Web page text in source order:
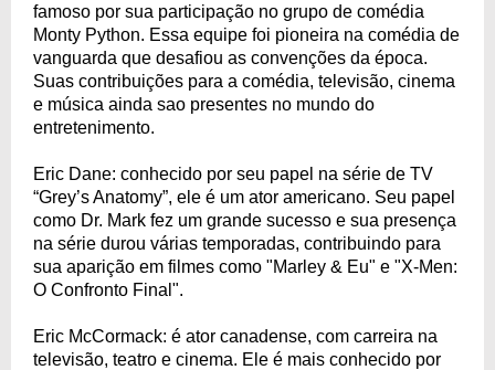
famoso por sua participação no grupo de comédia
Monty Python. Essa equipe foi pioneira na comédia de
vanguarda que desafiou as convenções da época.
Suas contribuições para a comédia, televisão, cinema
e música ainda sao presentes no mundo do
entretenimento.
Eric Dane: conhecido por seu papel na série de TV
“Grey’s Anatomy”, ele é um ator americano. Seu papel
como Dr. Mark fez um grande sucesso e sua presença
na série durou várias temporadas, contribuindo para
sua aparição em filmes como "Marley & Eu" e "X-Men:
O Confronto Final".
Eric McCormack: é ator canadense, com carreira na
televisão, teatro e cinema. Ele é mais conhecido por